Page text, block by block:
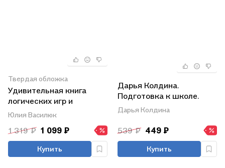
Твердая обложка
Удивительная книга
логических игр и
головоломок: для детей
Юлия Василюк
1 319 ₽ 1 099 ₽
Купить
Дарья Колдина.
Подготовка к школе.
Книга-тренажёр.
Математика
Дарья Колдина
539 ₽ 449 ₽
Купить